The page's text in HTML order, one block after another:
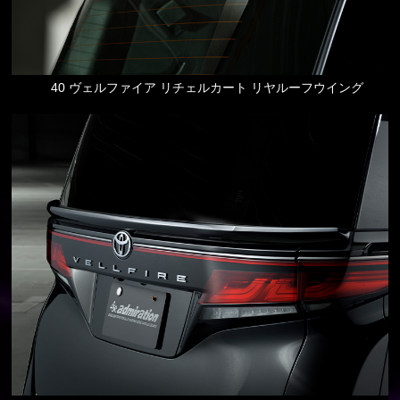
40 ヴェルファイア リチェルカート リヤルーフウイング